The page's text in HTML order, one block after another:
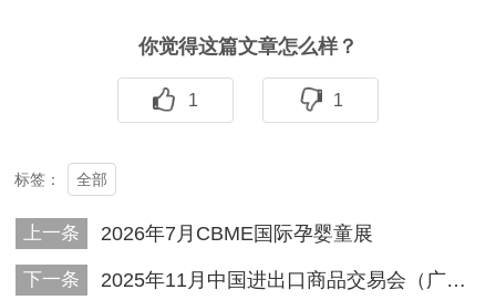
你觉得这篇文章怎么样？
1 1
标签： 全部
上一条 2026年7月CBME国际孕婴童展
下一条 2025年11月中国进出口商品交易会（广交会）